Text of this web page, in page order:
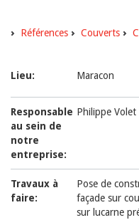
Références Couverts
Lieu: Maracon
Responsable
au sein de
notre
entreprise:
Philippe Volet
Travaux à
faire:
Pose de
façade sur
sur lucarne